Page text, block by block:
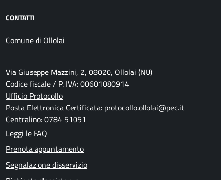
CONTATTI
Comune di Ollolai
Via Giuseppe Mazzini, 2, 08020, Ollolai (NU)
Codice fiscale / P. IVA: 00601080914
Ufficio Protocollo
Posta Elettronica Certificata: protocollo.ollolai@pec.it
Centralino: 0784 51051
Leggi le FAQ
Prenota appuntamento
Segnalazione disservizio